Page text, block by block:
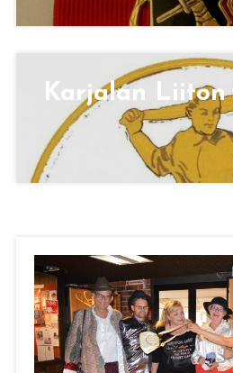
Kar­ja­lan Lii­ton